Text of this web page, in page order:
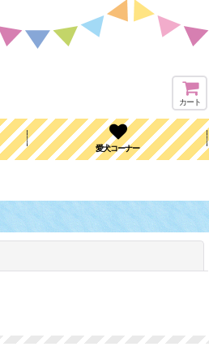
カート
愛犬コーナー